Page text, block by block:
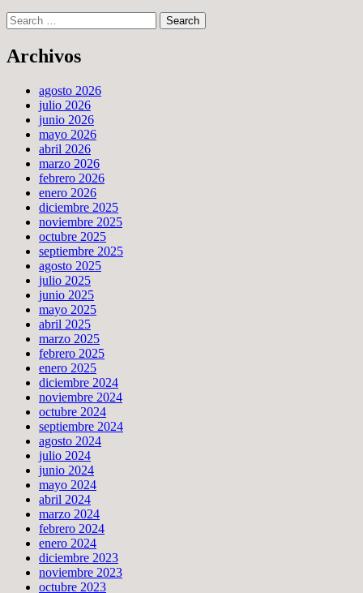
Search
Archivos
agosto 2026
julio 2026
junio 2026
mayo 2026
abril 2026
marzo 2026
febrero 2026
enero 2026
diciembre 2025
noviembre 2025
octubre 2025
septiembre 2025
agosto 2025
julio 2025
junio 2025
mayo 2025
abril 2025
marzo 2025
febrero 2025
enero 2025
diciembre 2024
noviembre 2024
octubre 2024
septiembre 2024
agosto 2024
julio 2024
junio 2024
mayo 2024
abril 2024
marzo 2024
febrero 2024
enero 2024
diciembre 2023
noviembre 2023
octubre 2023